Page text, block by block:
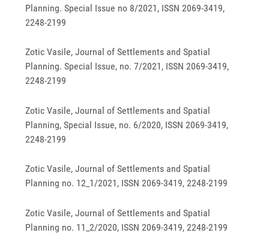
Planning. Special Issue no 8/2021, ISSN 2069-3419,
2248-2199
Zotic Vasile, Journal of Settlements and Spatial
Planning. Special Issue, no. 7/2021, ISSN 2069-3419,
2248-2199
Zotic Vasile, Journal of Settlements and Spatial
Planning, Special Issue, no. 6/2020, ISSN 2069-3419,
2248-2199
Zotic Vasile, Journal of Settlements and Spatial
Planning no. 12_1/2021, ISSN 2069-3419, 2248-2199
Zotic Vasile, Journal of Settlements and Spatial
Planning no. 11_2/2020, ISSN 2069-3419, 2248-2199